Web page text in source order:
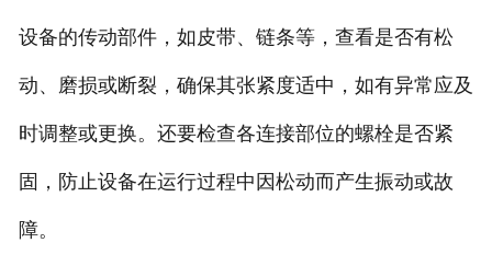
设备的传动部件，如皮带、链条等，查看是否有松
动、磨损或断裂，确保其张紧度适中，如有异常应及
时调整或更换。还要检查各连接部位的螺栓是否紧
固，防止设备在运行过程中因松动而产生振动或故
障。